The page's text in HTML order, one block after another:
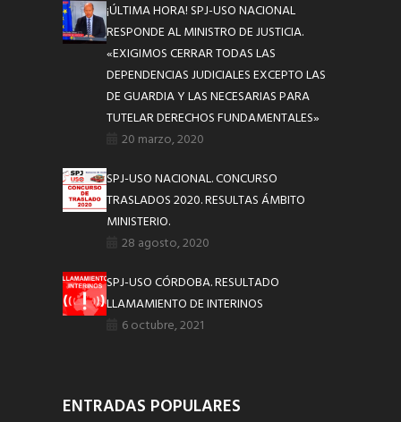
¡ÚLTIMA HORA! SPJ-USO NACIONAL
RESPONDE AL MINISTRO DE JUSTICIA.
«EXIGIMOS CERRAR TODAS LAS
DEPENDENCIAS JUDICIALES EXCEPTO LAS
DE GUARDIA Y LAS NECESARIAS PARA
TUTELAR DERECHOS FUNDAMENTALES»
20 marzo, 2020
SPJ-USO NACIONAL. CONCURSO
TRASLADOS 2020. RESULTAS ÁMBITO
MINISTERIO.
28 agosto, 2020
SPJ-USO CÓRDOBA. RESULTADO
LLAMAMIENTO DE INTERINOS
6 octubre, 2021
ENTRADAS POPULARES